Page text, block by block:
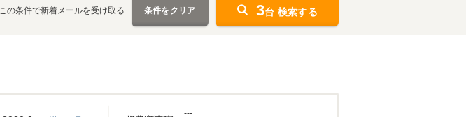
この条件で新着メールを受け取る 条件をクリア 3台 検索する
---